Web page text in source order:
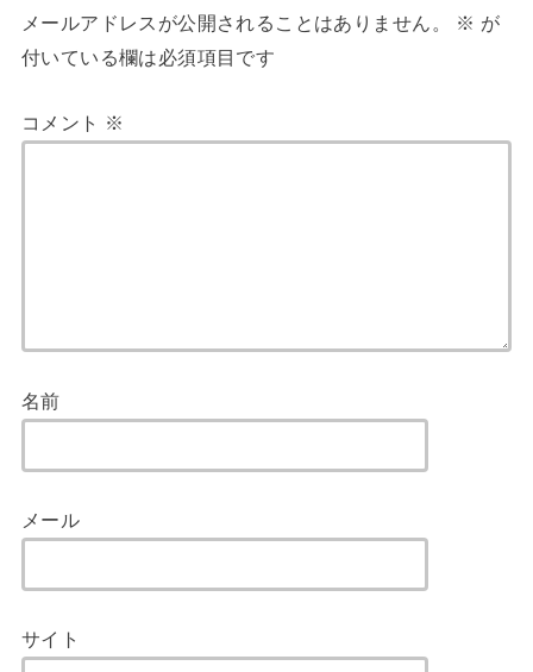
メールアドレスが公開されることはありません。 ※ が
付いている欄は必須項目です
コメント ※
名前
メール
サイト